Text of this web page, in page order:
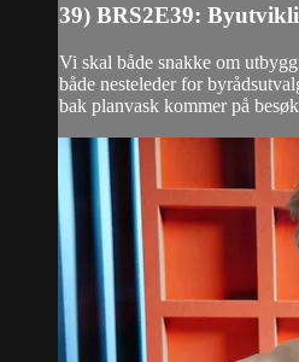
39) BRS2E39:
Vi skal både snakke om
både nesteleder for
bak planvask kommer på